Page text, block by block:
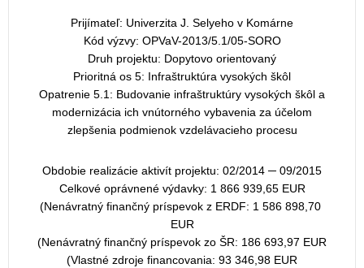
Prijímateľ: Univerzita J. Selyeho v Komárne
Kód výzvy: OPVaV-2013/5.1/05-SORO
Druh projektu: Dopytovo orientovaný
Prioritná os 5: Infraštruktúra vysokých škôl
Opatrenie 5.1: Budovanie infraštruktúry vysokých škôl a
modernizácia ich vnútorného vybavenia za účelom
zlepšenia podmienok vzdelávacieho procesu
Obdobie realizácie aktivít projektu: 02/2014 ─ 09/2015
Celkové oprávnené výdavky: 1 866 939,65 EUR
(Nenávratný finančný príspevok z ERDF: 1 586 898,70
EUR
(Nenávratný finančný príspevok zo ŠR: 186 693,97 EUR
(Vlastné zdroje financovania: 93 346,98 EUR